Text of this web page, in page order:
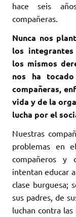
hace seis
compañeras.
Nunca nos
los
los mismos
nos ha
compañeras,
vida y de la
lucha por el
Nuestras
problemas en
compañeros y
intentan educar
clase burguesa;
sus padres, de
luchan contra